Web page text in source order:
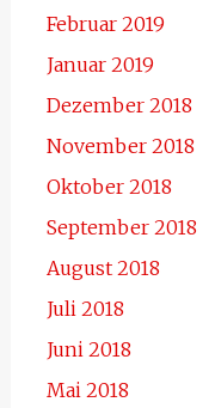
Februar 2019
Januar 2019
Dezember 2018
November 2018
Oktober 2018
September 2018
August 2018
Juli 2018
Juni 2018
Mai 2018